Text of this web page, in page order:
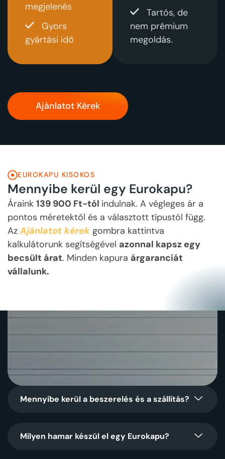
megjelenés
Gyors
gyártási idő
Tartós, de
nem prémium
megoldás.
Ajánlatot Kérek
EUROKAPU KISOKOS
Mennyibe kerül egy Eurokapu?
Áraink 139 900 Ft-tól indulnak. A végleges ár a
pontos méretektől és a választott típustól függ.
AzAjánlatot kérek gombra kattintva
kalkulátorunk segítségével azonnal kapsz egy
becsült árat. Minden kapura árgaranciát
vállalunk.
Mennyibe kerül a beszerelés és a szállítás?
Milyen hamar készül el egy Eurokapu?